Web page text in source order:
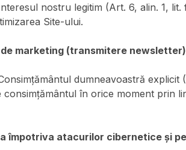
nostru legitim (Art. 6, alin. 1, lit.
Site-ului.
marketing (transmitere
dumneavoastră explicit
consimțământul în orice moment prin
împotriva atacurilor cibernetice și